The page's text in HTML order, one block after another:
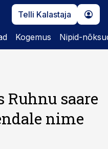
Telli Kalastaja
Kogemus Nipid-
Ruhnu saare
nime